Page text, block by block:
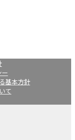
ー
基本方針
て